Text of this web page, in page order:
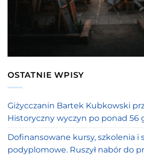
OSTATNIE WPISY
Giżycczanin Bartek Kubkowski
Historyczny wyczyn po ponad 56
Dofinansowane kursy, szkolenia i
podyplomowe. Ruszył nabór do